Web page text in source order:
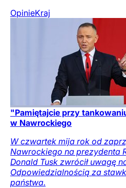
OpinieKraj
"Pamiętajcie przy
w Nawrockiego
W czwartek mija rok od
Nawrockiego na prezydenta
Donald Tusk zwrócił uwagę
Odpowiedzialnością za
państwa.